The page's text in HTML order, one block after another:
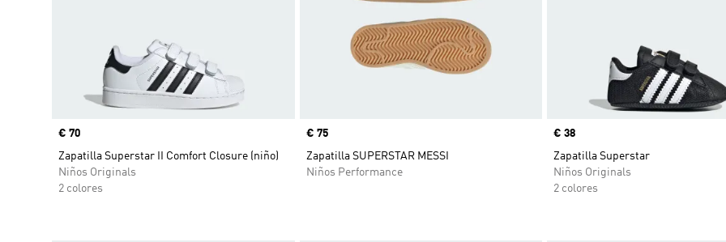
Precio
€ 70
Zapatilla Superstar II Comfort Closure (niño)
Niños Originals
2 colores
Precio
€ 75
Zapatilla SUPERSTAR MESSI
Niños Performance
Precio
€ 38
Zapatilla Superstar
Niños Originals
2 colores